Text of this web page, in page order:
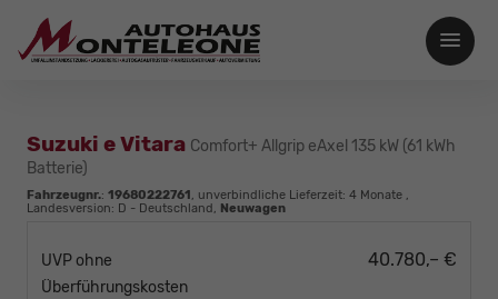
Suzuki e Vitara Comfort+ Allgrip eAxel 135 kW (61 kWh
Batterie)
Fahrzeugnr.: 19680222761, unverbindliche Lieferzeit: 4 Monate ,
Landesversion: D - Deutschland, Neuwagen
UVP ohne
Überführungskosten
40.780,– €